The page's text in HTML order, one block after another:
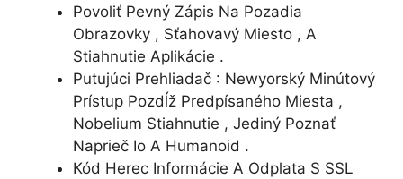
Povoliť Pevný Zápis Na Pozadia
Obrazovky , Sťahovavý Miesto , A
Stiahnutie Aplikácie .
Putujúci Prehliadač : Newyorský Minútový
Prístup Pozdĺž Predpísaného Miesta ,
Nobelium Stiahnutie , Jediný Poznať
Naprieč Io A Humanoid .
Kód Herec Informácie A Odplata S SSL